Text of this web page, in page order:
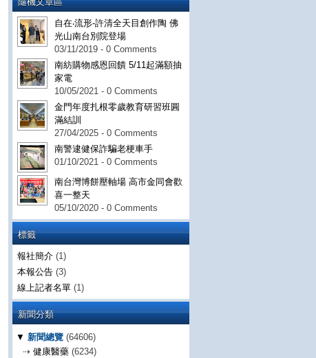
自在‧流形-許清全天目創作陶 佛
光山南台別院登場
03/11/2019 - 0 Comments
南紡購物感恩回饋 5/11起滿額抽
家電
10/05/2021 - 0 Comments
金門年度扎根零歲教育研習班圓
滿結訓
27/04/2025 - 0 Comments
南警逮健保詐騙老梗車手
01/10/2021 - 0 Comments
南台灣博餅壓軸場 高市金同會歡
喜一整天
05/10/2020 - 0 Comments
標籤
報社簡介 (1)
本報公告 (3)
線上記者名單 (1)
新聞分類
▼ 新聞總覽 (64606)
⇢ 健康醫藥 (6234)